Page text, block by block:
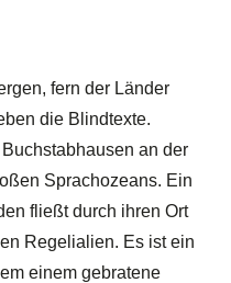
fern der Länder
die Blindtexte.
an der
Sprachozeans. Ein
fließt durch ihren Ort
Regelialien. Es ist ein
einem gebratene